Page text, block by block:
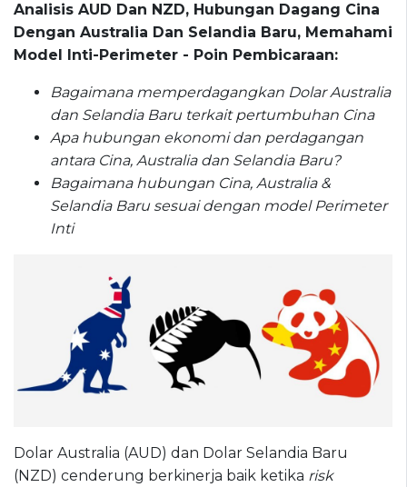
Analisis AUD Dan NZD, Hubungan Dagang Cina
Dengan Australia Dan Selandia Baru, Memahami
Model Inti-Perimeter - Poin Pembicaraan:
Bagaimana memperdagangkan Dolar Australia
dan Selandia Baru terkait pertumbuhan Cina
Apa hubungan ekonomi dan perdagangan
antara Cina, Australia dan Selandia Baru?
Bagaimana hubungan Cina, Australia &
Selandia Baru sesuai dengan model Perimeter
Inti
Dolar Australia (AUD) dan Dolar Selandia Baru
(NZD) cenderung berkinerja baik ketika risk